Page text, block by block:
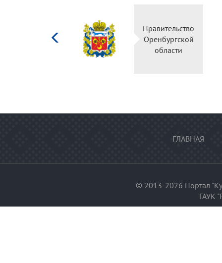
Министерство
культуры
Российской
федерации
ГЛАВНАЯ
© 2013-2026 Портал
ГАУК